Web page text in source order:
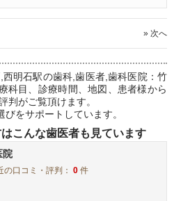
» 次へ
明石駅の歯科,歯医者,歯科医院：竹
科目、診療時間、地図、患者様から
判がご覧頂けます。
をサポートしています。
こんな歯医者も見ています
院
の口コミ・評判：0 件